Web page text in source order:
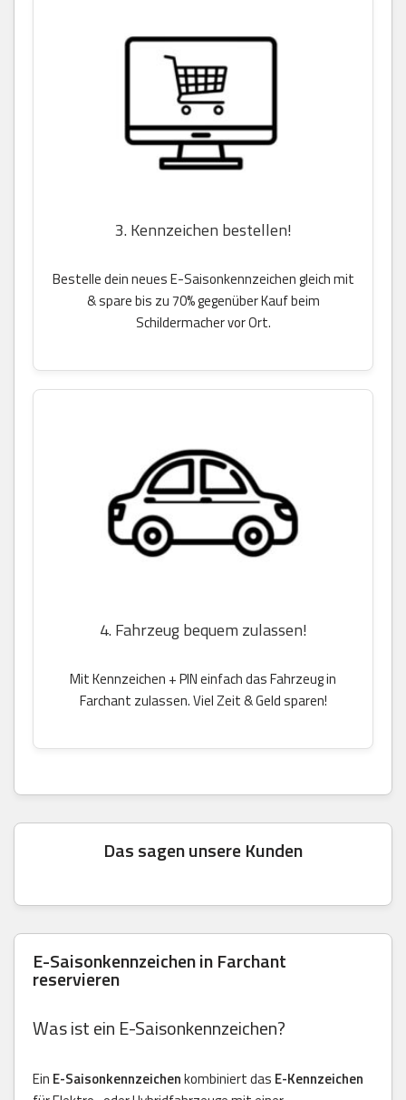
3. Kennzeichen bestellen!
Bestelle dein neues E-Saisonkennzeichen gleich mit
& spare bis zu 70% gegenüber Kauf beim
Schildermacher vor Ort.
4. Fahrzeug bequem zulassen!
Mit Kennzeichen + PIN einfach das Fahrzeug in
Farchant zulassen. Viel Zeit & Geld sparen!
Das sagen unsere Kunden
E-Saisonkennzeichen in Farchant
reservieren
Was ist ein E-Saisonkennzeichen?
Ein E-Saisonkennzeichenkombiniert das E-Kennzeichen